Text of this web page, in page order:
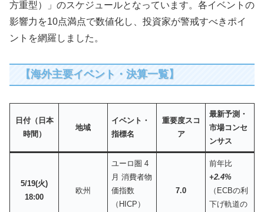
方重型）」のスケジュールとなっています。各イベントの
影響力を10点満点で数値化し、投資家が警戒すべきポイ
ントを網羅しました。
【海外主要イベント・決算一覧】
日付（日本
時間）
地域
イベント・
指標名
重要度スコ
ア
最新予測・
市場コンセ
ンサス
5/19(火)
18:00
欧州
ユーロ圏 4
月 消費者物
価指数
（HICP）
7.0
前年比
+2.4%
（ECBの利
下げ軌道の